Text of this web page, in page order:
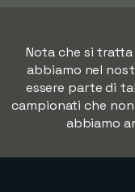
Nota che si
abbiamo nel
essere parte di
campionati che
abbiamo